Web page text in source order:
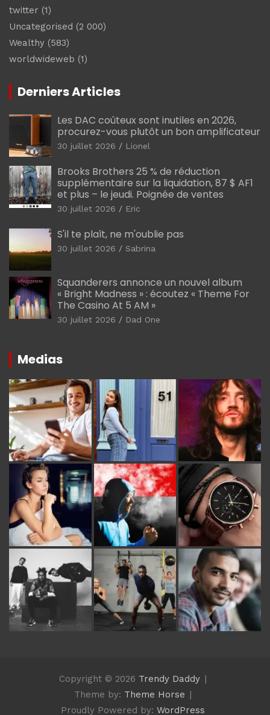
twitter (1)
Uncategorised (2 000)
Wealthy (583)
worldwideweb (1)
Derniers Articles
Les DAC coûteux sont inutiles en 2026,
procurez-vous plutôt un bon amplificateur
30 juillet 2026 Lionel
Brooks Brothers 25 % de réduction
supplémentaire sur la liquidation, 87 $ AF1
et plus – le jeudi. Poignée de ventes
30 juillet 2026 Eric
S'il te plaît, ne m'oublie pas
30 juillet 2026 Sabrina
Squanderers annonce un nouvel album
« Bright Madness » : écoutez « Theme For
The Casino At 5 AM »
30 juillet 2026 Dad One
Medias
Copyright © 2026 Trendy Daddy
Theme by: Theme Horse
Proudly Powered by: WordPress